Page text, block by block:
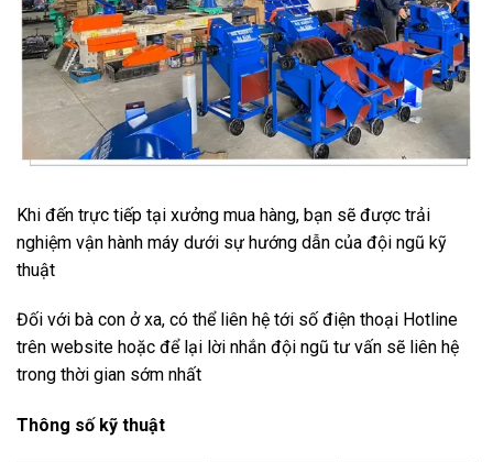
Khi đến trực tiếp tại xưởng mua hàng, bạn sẽ được trải
nghiệm vận hành máy dưới sự hướng dẫn của đội ngũ kỹ
thuật
Đối với bà con ở xa, có thể liên hệ tới số điện thoại Hotline
trên website hoặc để lại lời nhắn đội ngũ tư vấn sẽ liên hệ
trong thời gian sớm nhất
Thông số kỹ thuật